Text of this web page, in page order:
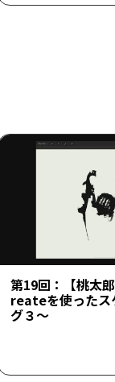
第19回：【桃太
reateを使ったス
グ３～